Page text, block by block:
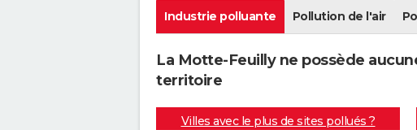
Industrie polluante Pollution de l'air
La Motte-Feuilly ne possède
territoire
Villes avec le plus de sites pollués ?